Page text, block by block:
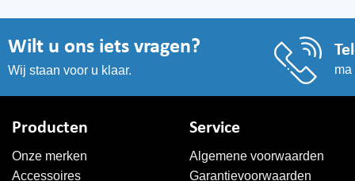
worden
op
de
Wilt u ons iets vragen?
Wij staan voor u klaar. ma
Producten
Onze merken
Accessoires
Service
Algemene voorwaarden
Garantievoorwaarden